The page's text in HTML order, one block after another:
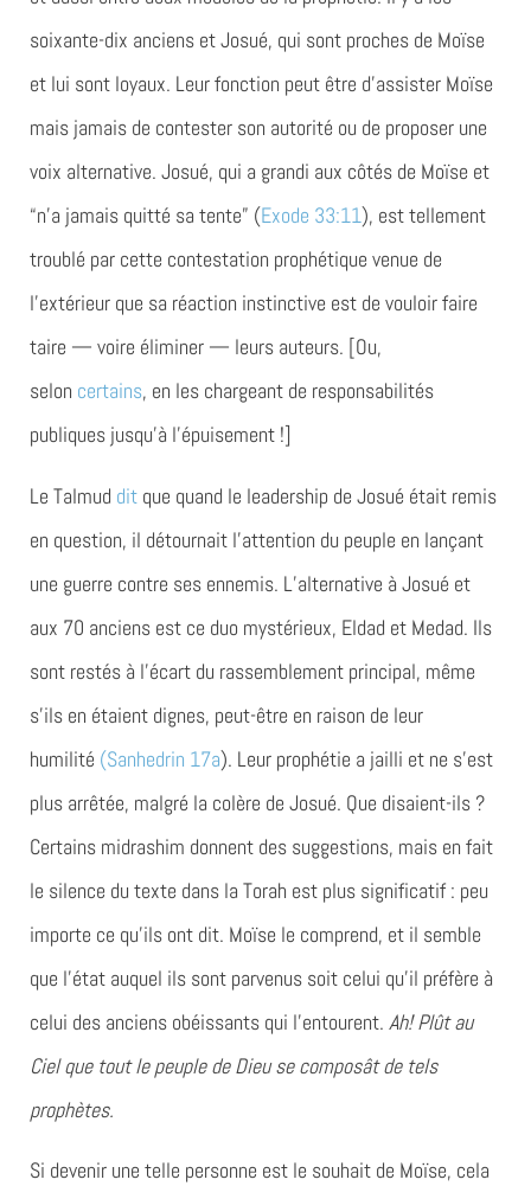
soixante-dix anciens et Josué, qui sont proches de Moïse
et lui sont loyaux. Leur fonction peut être d’assister Moïse
mais jamais de contester son autorité ou de proposer une
voix alternative. Josué, qui a grandi aux côtés de Moïse et
“n’a jamais quitté sa tente” (Exode 33:11), est tellement
troublé par cette contestation prophétique venue de
l’extérieur que sa réaction instinctive est de vouloir faire
taire — voire éliminer — leurs auteurs. [Ou,
selon certains, en les chargeant de responsabilités
publiques jusqu’à l’épuisement !]
Le Talmud dit que quand le leadership de Josué était remis
en question, il détournait l’attention du peuple en lançant
une guerre contre ses ennemis. L’alternative à Josué et
aux 70 anciens est ce duo mystérieux, Eldad et Medad. Ils
sont restés à l’écart du rassemblement principal, même
s’ils en étaient dignes, peut-être en raison de leur
humilité (Sanhedrin 17a). Leur prophétie a jailli et ne s’est
plus arrêtée, malgré la colère de Josué. Que disaient-ils ?
Certains midrashim donnent des suggestions, mais en fait
le silence du texte dans la Torah est plus significatif : peu
importe ce qu’ils ont dit. Moïse le comprend, et il semble
que l’état auquel ils sont parvenus soit celui qu’il préfère à
celui des anciens obéissants qui l’entourent. Ah! Plût au
Ciel que tout le peuple de Dieu se composât de tels
prophètes.
Si devenir une telle personne est le souhait de Moïse, cela